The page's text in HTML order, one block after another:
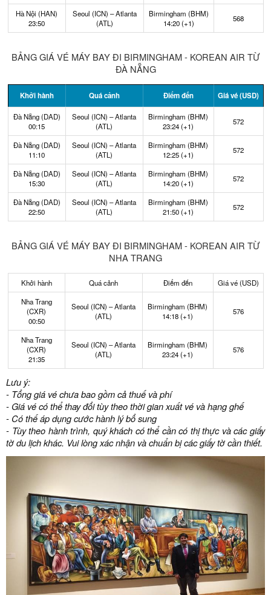
Hà Nội (HAN)
23:50
Seoul (ICN) – Atlanta
(ATL)
Birmingham (BHM)
14:20 (+1)
568
BẢNG GIÁ VÉ MÁY BAY ĐI BIRMINGHAM - KOREAN AIR TỪ
ĐÀ NẴNG
Khởi hành Quá cảnh Điểm đến Giá vé (USD)
Đà Nẵng (DAD)
00:15
Seoul (ICN) – Atlanta
(ATL)
Birmingham (BHM)
23:24 (+1)
572
Đà Nẵng (DAD)
11:10
Seoul (ICN) – Atlanta
(ATL)
Birmingham (BHM)
12:25 (+1)
572
Đà Nẵng (DAD)
15:30
Seoul (ICN) – Atlanta
(ATL)
Birmingham (BHM)
14:20 (+1)
572
Đà Nẵng (DAD)
22:50
Seoul (ICN) – Atlanta
(ATL)
Birmingham (BHM)
21:50 (+1)
572
BẢNG GIÁ VÉ MÁY BAY ĐI BIRMINGHAM - KOREAN AIR TỪ
NHA TRANG
Khởi hành Quá cảnh Điểm đến
Giá vé (USD)
Nha Trang
(CXR)
00:50
Seoul (ICN) – Atlanta
(ATL)
Birmingham (BHM)
14:18 (+1)
576
Nha Trang
(CXR)
21:35
Seoul (ICN) – Atlanta
(ATL)
Birmingham (BHM)
23:24 (+1)
576
Lưu ý:
- Tổng giá vé chưa bao gồm cả thuế và phí
- Giá vé có thể thay đổi tùy theo thời gian xuất vé và hạng ghế
- Có thế áp dụng cước hành lý bổ sung
- Tùy theo hành trình, quý khách có thể cần có thị thực và các giấy
tờ du lịch khác. Vui lòng xác nhận và chuẩn bị các giấy tờ cần thiết.